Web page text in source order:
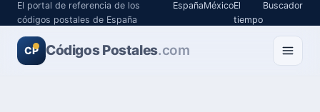
El portal de referencia de los
códigos postales de España
EspañaMéxicoEl
tiempo
Buscador
CP Códigos Postales.com